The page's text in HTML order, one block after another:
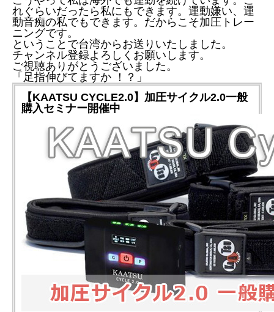
れぐらいだったら私にもできます。運動嫌い、運
動音痴の私でもできます。だからこそ加圧トレー
ニングです。
ということで台湾からお送りいたしました。
チャンネル登録よろしくお願いします。
ご視聴ありがとうございました。
「足指伸びてますか ！？」
【KAATSU CYCLE2.0】加圧サイクル2.0一般
購入セミナー開催中